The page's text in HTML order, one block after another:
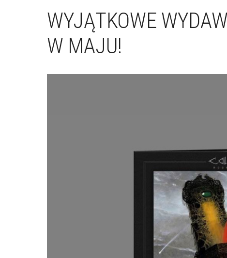
WYJĄTKOWE
W MAJU!